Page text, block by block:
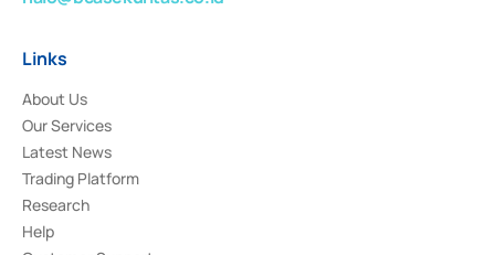
Links
About Us
Our Services
Latest News
Trading Platform
Research
Help